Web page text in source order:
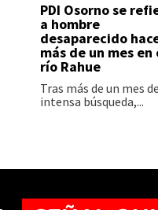
PDI Osorno se
a hombre
desaparecido
más de un mes en
río Rahue
Tras más de un mes de
intensa búsqueda,...